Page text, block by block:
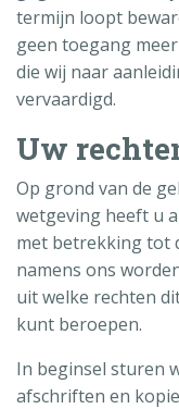
termijn loopt
geen toegang
die wij naar
vervaardigd.
Uw
Op grond van de
wetgeving heeft u
met betrekking tot
namens ons
uit welke rechten
kunt beroepen.
In beginsel sturen
afschriften en